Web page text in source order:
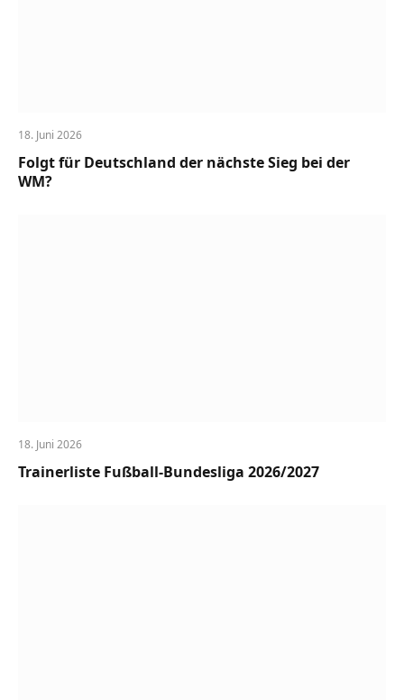
18. Juni 2026
Folgt für Deutschland der nächste Sieg bei der
WM?
18. Juni 2026
Trainerliste Fußball-Bundesliga 2026/2027